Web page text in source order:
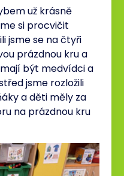
už krásně
si procvičit
jsme se na čtyři
prázdnou kru a
být medvídci a
jsme rozložili
a děti měly za
na prázdnou kru